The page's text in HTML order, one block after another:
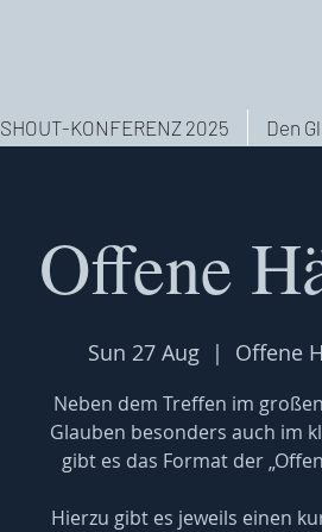
Den
SHOUT-KONFERENZ 2025
Offene
Sun 27 Aug
  |
Offene
Neben dem Treffen im
Glauben besonders auch im
gibt es das Format der
Hierzu gibt es jeweils einen